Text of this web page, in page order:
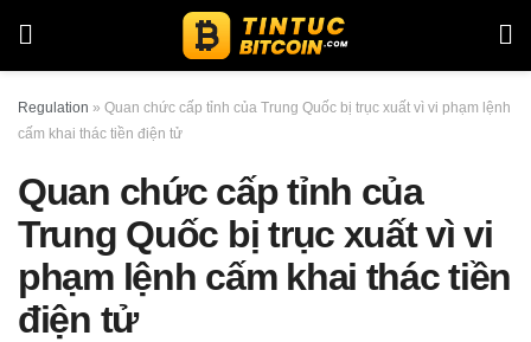
Regulation » Quan chức cấp tỉnh của Trung Quốc bị trục xuất vì vi phạm lệnh
cấm khai thác tiền điện tử
Quan chức cấp tỉnh của
Trung Quốc bị trục xuất vì vi
phạm lệnh cấm khai thác tiền
điện tử